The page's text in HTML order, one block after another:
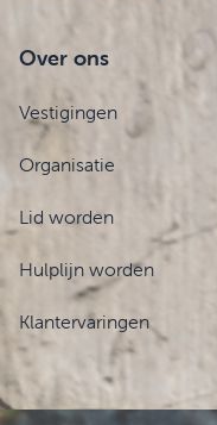
Over ons
Vestigingen
Organisatie
Lid worden
Hulplijn worden
Klantervaringen